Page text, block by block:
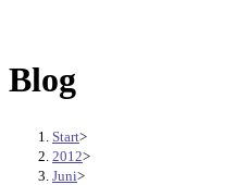
Blog
Start>
2012>
Juni>